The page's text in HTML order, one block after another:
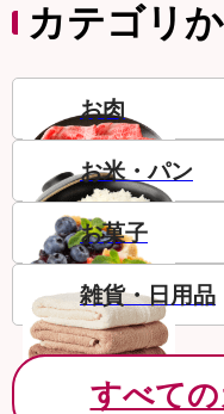
カテゴリ
お肉
お米・パン
お菓子
雑貨・日用品
すべて